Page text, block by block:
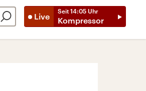
Live
Seit 14:05 Uhr
Kompressor